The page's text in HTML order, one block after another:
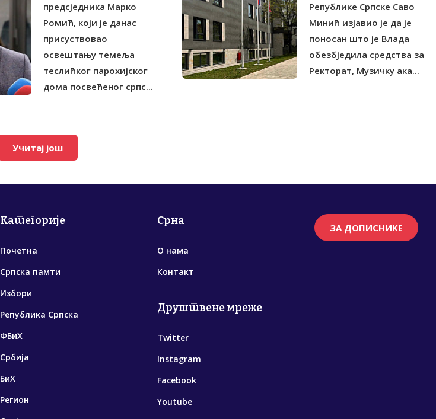
предсједника Марко
Ромић, који је данас
присуствовао
освештању темеља
теслићког парохијског
дома посвећеног српс...
Републике Српске Саво
Минић изјавио је да је
поносан што је Влада
обезбједила средства за
Ректорат, Музичку ака...
Учитај још
Категорије
Почетна
Српска памти
Избори
Република Српска
ФБиХ
Србија
БиХ
Регион
Срна
О нама
Контакт
Друштвене мреже
Twitter
Instagram
Facebook
Youtube
ЗА ДОПИСНИКЕ